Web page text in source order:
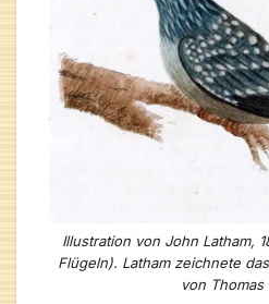
Illustration von John Latham,
Flügeln). Latham zeichnete
von Thomas